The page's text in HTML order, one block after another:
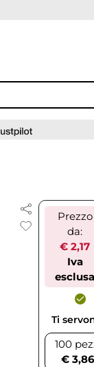
Prezzo
da:
€ 2,17
Iva
esclusa
Ti
100
€ 3,86